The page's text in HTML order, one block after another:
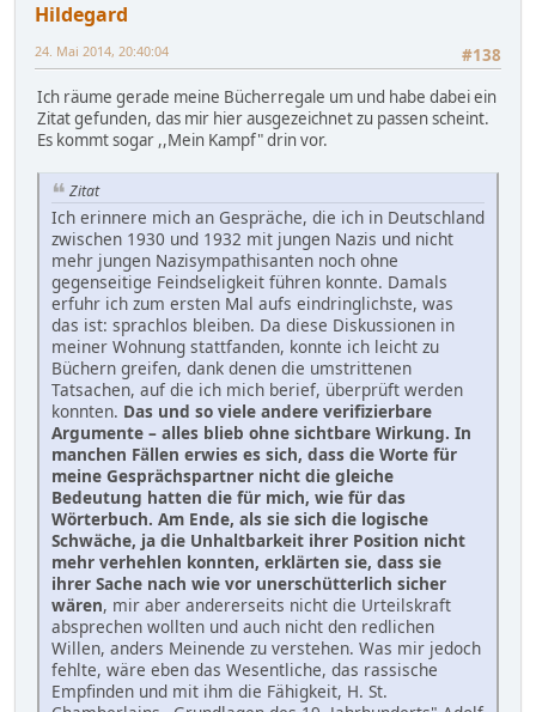
Hildegard
#138
24. Mai 2014, 20:40:04
Ich räume gerade meine Bücherregale um und habe dabei ein
Zitat gefunden, das mir hier ausgezeichnet zu passen scheint.
Es kommt sogar ,,Mein Kampf" drin vor.
Zitat
Ich erinnere mich an Gespräche, die ich in Deutschland
zwischen 1930 und 1932 mit jungen Nazis und nicht
mehr jungen Nazisympathisanten noch ohne
gegenseitige Feindseligkeit führen konnte. Damals
erfuhr ich zum ersten Mal aufs eindringlichste, was
das ist: sprachlos bleiben. Da diese Diskussionen in
meiner Wohnung stattfanden, konnte ich leicht zu
Büchern greifen, dank denen die umstrittenen
Tatsachen, auf die ich mich berief, überprüft werden
konnten. Das und so viele andere verifizierbare
Argumente – alles blieb ohne sichtbare Wirkung. In
manchen Fällen erwies es sich, dass die Worte für
meine Gesprächspartner nicht die gleiche
Bedeutung hatten die für mich, wie für das
Wörterbuch. Am Ende, als sie sich die logische
Schwäche, ja die Unhaltbarkeit ihrer Position nicht
mehr verhehlen konnten, erklärten sie, dass sie
ihrer Sache nach wie vor unerschütterlich sicher
wären, mir aber andererseits nicht die Urteilskraft
absprechen wollten und auch nicht den redlichen
Willen, anders Meinende zu verstehen. Was mir jedoch
fehlte, wäre eben das Wesentliche, das rassische
Empfinden und mit ihm die Fähigkeit, H. St.